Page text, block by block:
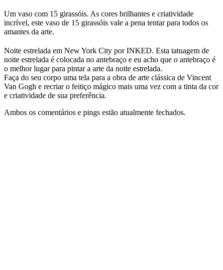
Um vaso com 15 girassóis. As cores brilhantes e criatividade
incrível, este vaso de 15 girassóis vale a pena tentar para todos os
amantes da arte.
Noite estrelada em New York City por INKED. Esta tatuagem de
noite estrelada é colocada no antebraço e eu acho que o antebraço é
o melhor lugar para pintar a arte da noite estrelada.
Faça do seu corpo uma tela para a obra de arte clássica de Vincent
Van Gogh e recriar o feitiço mágico mais uma vez com a tinta da cor
e criatividade de sua preferência.
Ambos os comentários e pings estão atualmente fechados.